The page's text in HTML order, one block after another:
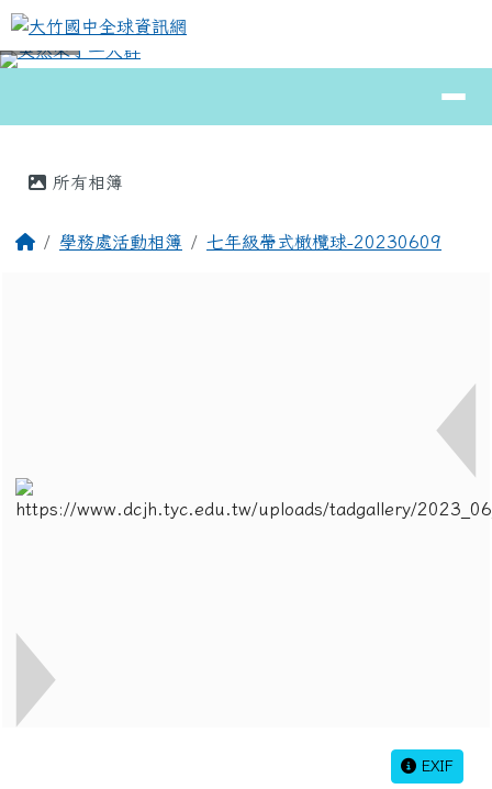
跳至主內容區
大竹國中全球資訊網
⏸
所有相簿
回首頁學務處活動相簿 七年級帶式橄欖球-20230609
EXIF